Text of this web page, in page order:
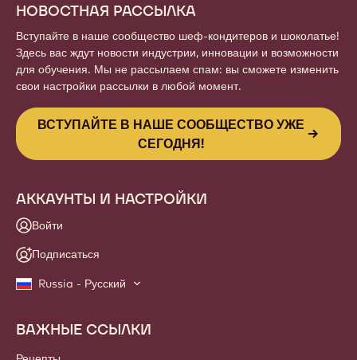
НОВОСТНАЯ РАССЫЛКА
Вступайте в наше сообщество шеф-кондитеров и шоколатье!
Здесь вас ждут новости индустрии, инновации и возможности
для обучения. Мы не рассылаем спам: вы сможете изменить
свои настройки рассылки в любой момент.
ВСТУПАЙТЕ В НАШЕ СООБЩЕСТВО УЖЕ
СЕГОДНЯ!
АККАУНТЫ И НАСТРОЙКИ
Войти
Подписаться
Russia - Русский
Footer
Callebaut
ВАЖНЫЕ ССЫЛКИ